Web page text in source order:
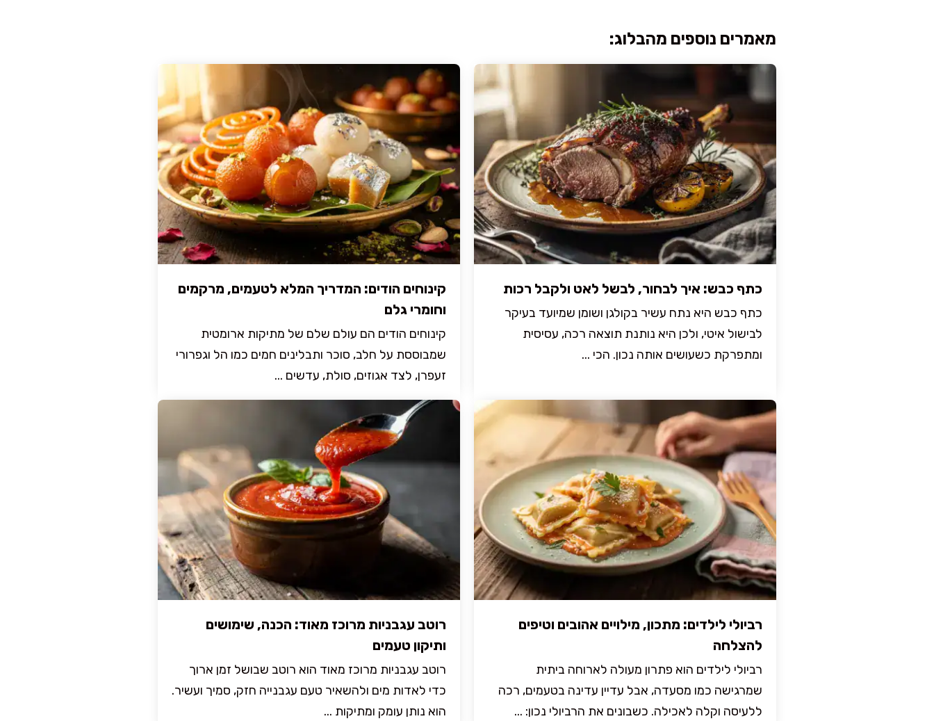
מאמרים נוספים מהבלוג:
כתף כבש: איך לבחור, לבשל לאט ולקבל רכות
כתף כבש היא נתח עשיר בקולגן ושומן שמיועד בעיקר
לבישול איטי, ולכן היא נותנת תוצאה רכה, עסיסית
ומתפרקת כשעושים אותה נכון. הכי ...
קינוחים הודים: המדריך המלא לטעמים, מרקמים
וחומרי גלם
קינוחים הודים הם עולם שלם של מתיקות ארומטית
שמבוססת על חלב, סוכר ותבלינים חמים כמו הל וגפרורי
זעפרן, לצד אגוזים, סולת, עדשים ...
רביולי לילדים: מתכון, מילויים אהובים וטיפים
להצלחה
רביולי לילדים הוא פתרון מעולה לארוחה ביתית
שמרגישה כמו מסעדה, אבל עדיין עדינה בטעמים, רכה
ללעיסה וקלה לאכילה. כשבונים את הרביולי נכון: ...
רוטב עגבניות מרוכז מאוד: הכנה, שימושים
ותיקון טעמים
רוטב עגבניות מרוכז מאוד הוא רוטב שבושל זמן ארוך
כדי לאדות מים ולהשאיר טעם עגבנייה חזק, סמיך ועשיר.
הוא נותן עומק ומתיקות ...